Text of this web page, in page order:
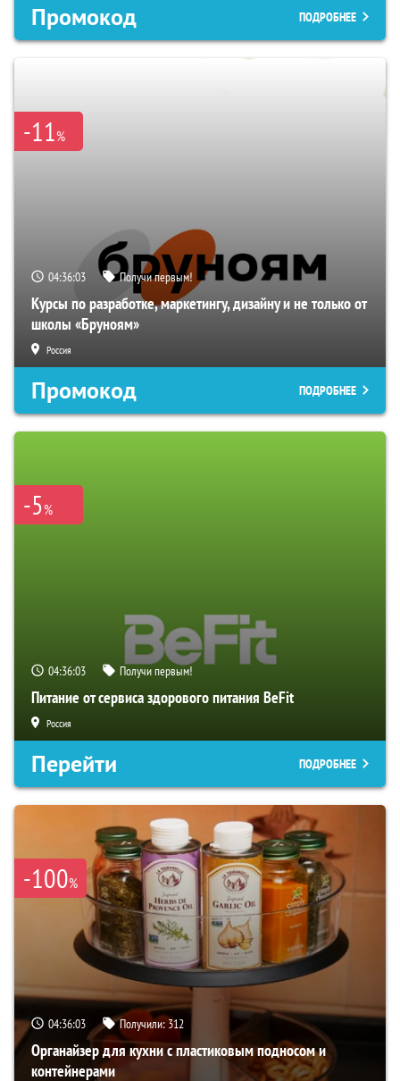
Промокод ПОДРОБНЕЕ
-11%
04:36:02 Получи первым!
Курсы по разработке, маркетингу, дизайну и не только от
школы «Бруноям»
Россия
Промокод ПОДРОБНЕЕ
-5%
04:36:02 Получи первым!
Питание от сервиса здорового питания BeFit
Россия
Перейти ПОДРОБНЕЕ
-100%
04:36:02 Получили: 312
Органайзер для кухни с пластиковым подносом и
контейнерами